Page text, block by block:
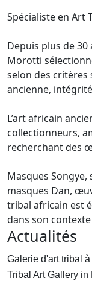
Spécialiste en Art
Depuis plus de
Morotti
selon des
ancienne,
L’art africain
collectionneurs,
recherchant des
Masques
masques Dan,
tribal africain est
dans son
Actualités
Galerie d'art tribal
Tribal Art Gallery in